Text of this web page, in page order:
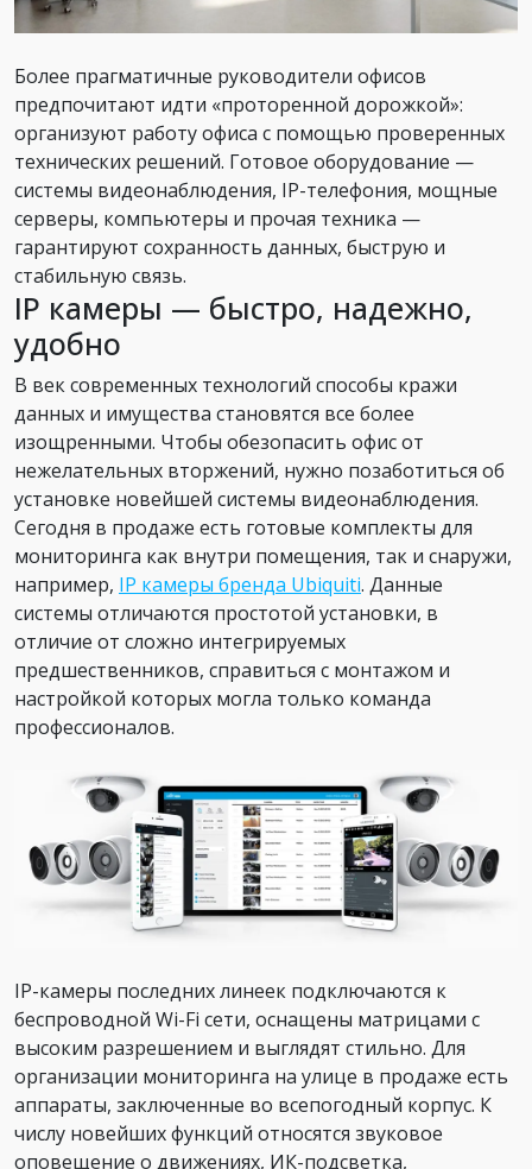
Более прагматичные руководители офисов
предпочитают идти «проторенной дорожкой»:
организуют работу офиса с помощью проверенных
технических решений. Готовое оборудование —
системы видеонаблюдения, IP-телефония, мощные
серверы, компьютеры и прочая техника —
гарантируют сохранность данных, быструю и
стабильную связь.
IP камеры — быстро, надежно,
удобно
В век современных технологий способы кражи
данных и имущества становятся все более
изощренными. Чтобы обезопасить офис от
нежелательных вторжений, нужно позаботиться об
установке новейшей системы видеонаблюдения.
Сегодня в продаже есть готовые комплекты для
мониторинга как внутри помещения, так и снаружи,
например, IP камеры бренда Ubiquiti. Данные
системы отличаются простотой установки, в
отличие от сложно интегрируемых
предшественников, справиться с монтажом и
настройкой которых могла только команда
профессионалов.
IP-камеры последних линеек подключаются к
беспроводной Wi-Fi сети, оснащены матрицами с
высоким разрешением и выглядят стильно. Для
организации мониторинга на улице в продаже есть
аппараты, заключенные во всепогодный корпус. К
числу новейших функций относятся звуковое
оповещение о движениях, ИК-подсветка,